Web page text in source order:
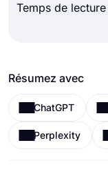
Temps de
Résumez avec
ChatGPT
Perplexity